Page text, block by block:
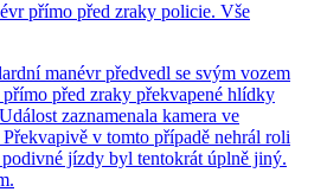
přímo před zraky policie. Vše
manévr předvedl se svým vozem
před zraky překvapené hlídky
zaznamenala kamera ve
v tomto případě nehrál roli
jízdy byl tentokrát úplně jiný.